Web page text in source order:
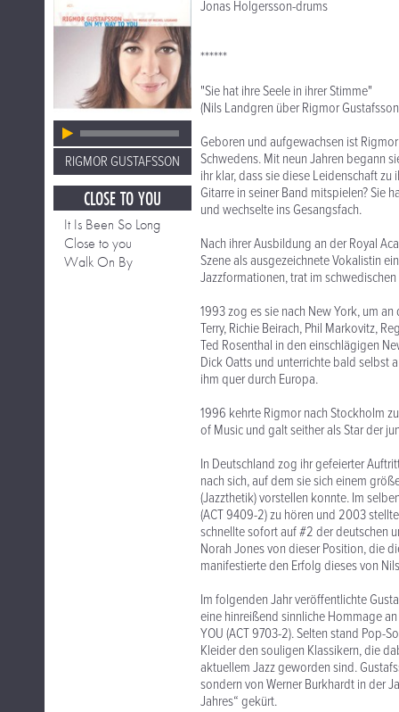
RIGMOR GUSTAFSSON
CLOSE TO YOU
It Is Been So Long
Close to you
Walk On By
Jonas Holgersson-drums
******
"Sie hat ihre Seele in ihrer Stimme"
(Nils Landgren über Rigmor
Geboren und aufgewachsen ist
Schwedens. Mit neun Jahren begann
ihr klar, dass sie diese Leidenschaft
Gitarre in seiner Band mitspielen? Sie
und wechselte ins Gesangsfach.
Nach ihrer Ausbildung an der Royal
Szene als ausgezeichnete Vokalistin
Jazzformationen, trat im
1993 zog es sie nach New York, um
Terry, Richie Beirach, Phil Markovitz,
Ted Rosenthal in den einschlägigen
Dick Oatts und unterrichte bald selbst
ihm quer durch Europa.
1996 kehrte Rigmor nach Stockholm
of Music und galt seither als Star der
In Deutschland zog ihr gefeierter
nach sich, auf dem sie sich einem
(Jazzthetik) vorstellen konnte. Im
(ACT 9409-2) zu hören und 2003 stellte
schnellte sofort auf #2 der deutschen
Norah Jones von dieser Position, die
manifestierte den Erfolg dieses von
Im folgenden Jahr veröffentlichte
eine hinreißend sinnliche Hommage
YOU (ACT 9703-2). Selten stand Pop-
Kleider den souligen Klassikern, die
aktuellem Jazz geworden sind.
sondern von Werner Burkhardt in der
Jahres“ gekürt.